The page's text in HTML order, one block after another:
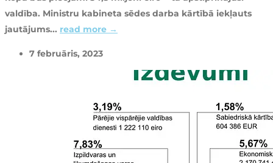
valdība. Ministru kabineta sēdes darba kārtībā iekļauts
jautājums... read more →
7 februāris, 2023